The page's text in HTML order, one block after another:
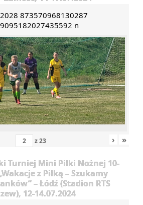
873570968130287
n
z23 › »
Turniej Mini Piłki Nożnej 10-
z Piłką – Szukamy
– Łódź (Stadion RTS
12-14.07.2024